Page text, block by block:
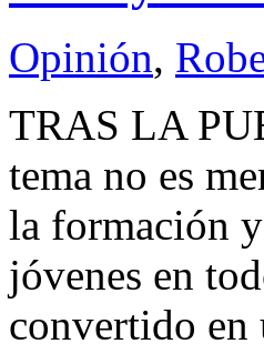
Opinión,
TRAS LA
tema no es
la formación
jóvenes en
convertido